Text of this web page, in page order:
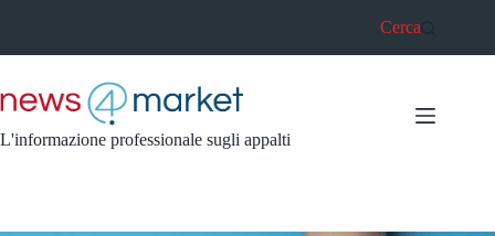
Cerca
L'informazione professionale sugli appalti